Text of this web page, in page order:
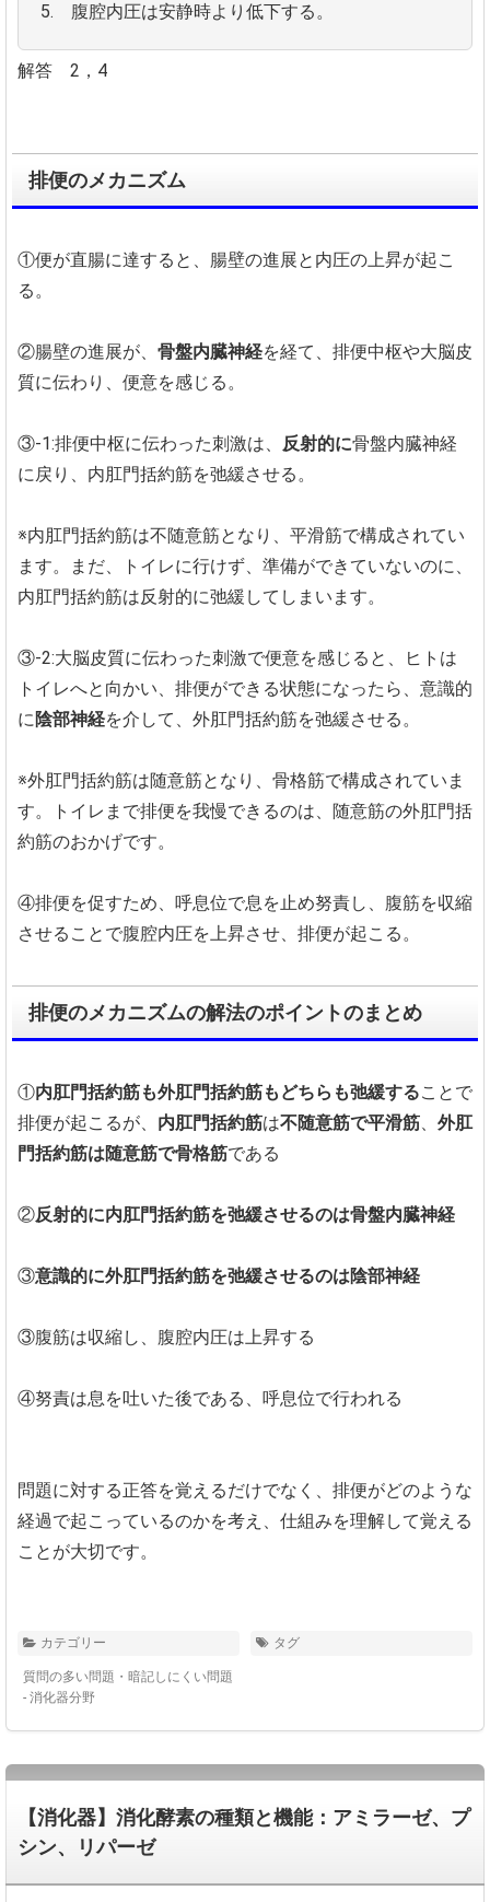
5. 腹腔内圧は安静時より低下する。
解答 2，4
排便のメカニズム
①便が直腸に達すると、腸壁の進展と内圧の上昇が起こ
る。
②腸壁の進展が、 骨盤内臓神経を経て、排便中枢や大脳皮
質に伝わり、便意を感じる。
③-1:排便中枢に伝わった刺激は、 反射的に骨盤内臓神経
に戻り、内肛門括約筋を弛緩させる。
※内肛門括約筋は不随意筋となり、平滑筋で構成されてい
ます。まだ、トイレに行けず、準備ができていないのに、
内肛門括約筋は反射的に弛緩してしまいます。
③-2:大脳皮質に伝わった刺激で便意を感じると、ヒトは
トイレへと向かい、排便ができる状態になったら、意識的
に陰部神経を介して、外肛門括約筋を弛緩させる。
※外肛門括約筋は随意筋となり、骨格筋で構成されていま
す。トイレまで排便を我慢できるのは、随意筋の外肛門括
約筋のおかげです。
④排便を促すため、呼息位で息を止め努責し、腹筋を収縮
させることで腹腔内圧を上昇させ、排便が起こる。
排便のメカニズムの解法のポイントのまとめ
①内肛門括約筋も外肛門括約筋もどちらも弛緩することで
排便が起こるが、 内肛門括約筋は不随意筋で平滑筋、 外肛
門括約筋は随意筋で骨格筋である
②反射的に内肛門括約筋を弛緩させるのは骨盤内臓神経
③意識的に外肛門括約筋を弛緩させるのは陰部神経
③腹筋は収縮し、腹腔内圧は上昇する
④努責は息を吐いた後である、呼息位で行われる
問題に対する正答を覚えるだけでなく、排便がどのような
経過で起こっているのかを考え、仕組みを理解して覚える
ことが大切です。
カテゴリー
質問の多い問題・暗記しにくい問題
- 消化器分野
タグ
【消化器】消化酵素の種類と機能：アミラーゼ、プ
シン、リパーゼ